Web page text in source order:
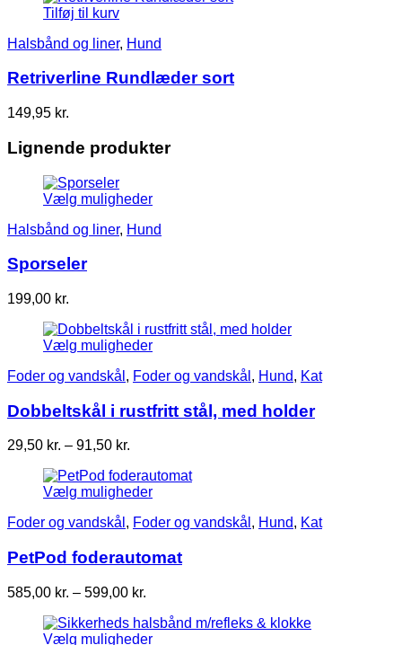
Tilføj til kurv
Halsbånd og liner, Hund
Retriverline Rundlæder sort
149,95 kr.
Lignende produkter
Vælg muligheder
Halsbånd og liner, Hund
Sporseler
199,00 kr.
Vælg muligheder
Foder og vandskål , Foder og vandskål , Hund, Kat
Dobbeltskål i rustfritt stål, med holder
29,50 kr. – 91,50 kr.
til
91,50 kr.
Vælg muligheder
Foder og vandskål , Foder og vandskål , Hund, Kat
PetPod foderautomat
585,00 kr. – 599,00 kr.
til
599,00 kr.
Vælg muligheder